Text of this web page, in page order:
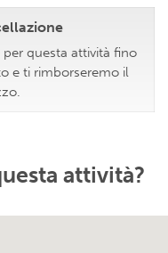
questa attività fino
e ti rimborseremo il
attività?